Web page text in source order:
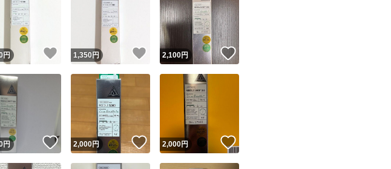
ユーザーの実績について
Yahoo!フリマが定めた一定の基準を満たしたユーザーにバッジを付与しています
安心取引出品者
安心取引出品者 Yahoo!フリマの基準をクリアした安心・安全なユーザーです
取引実績
この商品の情報をコピーします
商品画像の無断転載は禁止されています
円 いいね！
1,350 円 いいね！
2,100円
円 いいね！
2,000円 いいね！
2,000円